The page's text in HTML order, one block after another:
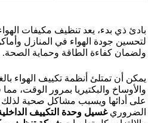
بادئ ذي بدء، يعد تنظيف مكيفات
لتحسين جودة الهواء في المنازل
ولضمان كفاءة الطاقة وحماية الصحة.
يمكن أن تمتلئ أنظمة تكييف الهواء
والأوساخ والبكتيريا بمرور الوقت، مما
على أدائها ويسبب مشاكل صحية
الضروريغسيل وحدة التكييف